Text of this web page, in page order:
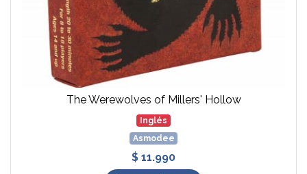
The Werewolves of Millers' Hollow
Inglés
Asmodee
$ 11.990